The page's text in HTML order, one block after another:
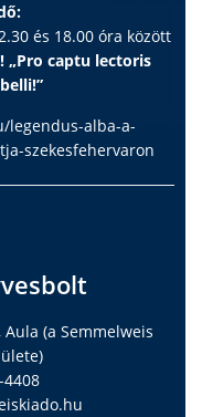
és 18.00 óra között
„Pro captu lectoris
legendus-alba-a-
szekesfehervaron
(a Semmelweis
4408